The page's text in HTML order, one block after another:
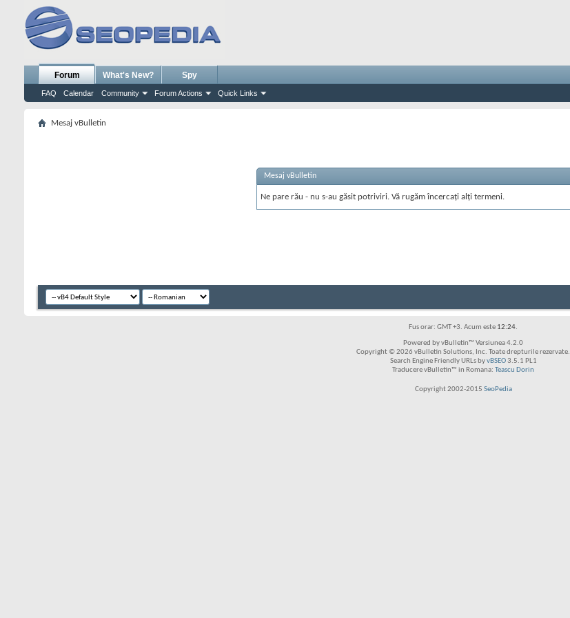
Forum
FAQ Calendar Community Forum Actions Quick Links
What's New? Spy
Mesaj vBulletin
Mesaj vBulletin
Ne pare rău - nu s-au găsit potriviri. Vă rugăm încercați alți termeni.
Fus orar: GMT +3. Acum este 12:24.
Powered by vBulletin™ Versiunea 4.2.0
Copyright © 2026 vBulletin Solutions, Inc. Toate drepturile rezervate.
Search Engine Friendly URLs byvBSEO3.5.1 PL1
Traducere vBulletin™ in Romana: Teascu Dorin
Copyright 2002-2015 SeoPedia